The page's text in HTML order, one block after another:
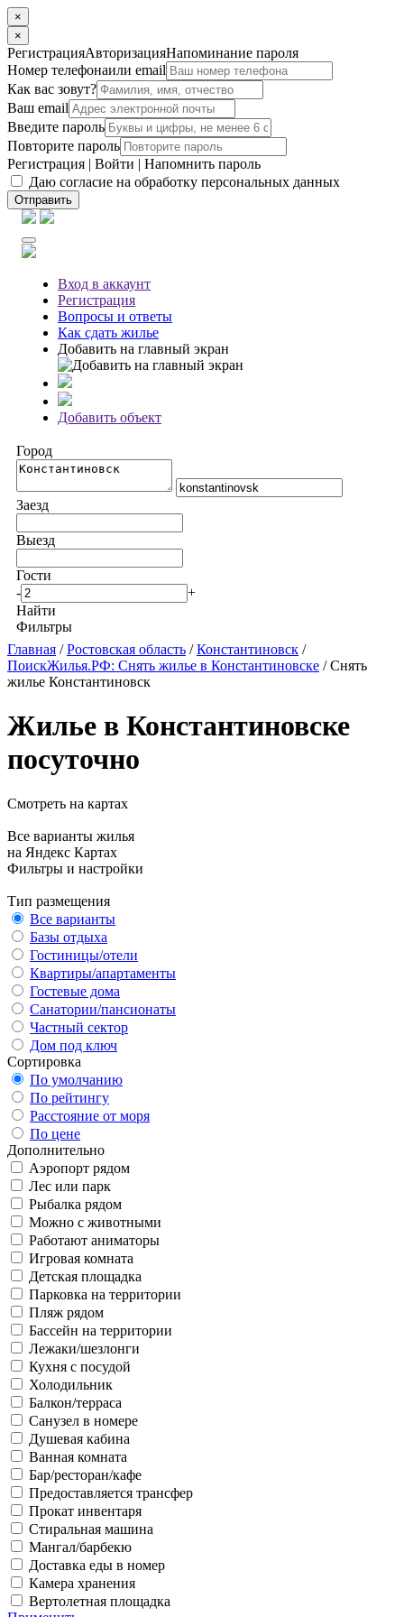
×
×
РегистрацияАвторизацияНапоминание пароля
Номер телефонаили email
Как вас зовут?
Ваш email
Введите пароль
Повторите пароль
Регистрация | Войти | Напомнить пароль
Даю согласие на обработку персональных данных
Отправить
Вход в аккаунт
Регистрация
Вопросы и ответы
Как сдать жилье
Добавить на главный экран
Добавить объект
Город
Заезд
Выезд
Гости
-
+
Найти
Фильтры
Главная /Ростовская область /Константиновск /
ПоискЖилья.РФ: Снять жилье в Константиновске / Снять
жилье Константиновск
Жилье в Константиновске
посуточно
Смотреть на картах
Все варианты жилья
на Яндекс Картах
Фильтры и настройки
Тип размещения
Все варианты
Базы отдыха
Гостиницы/отели
Квартиры/апартаменты
Гостевые дома
Санатории/пансионаты
Частный сектор
Дом под ключ
Сортировка
По умолчанию
По рейтингу
Расстояние от моря
По цене
Дополнительно
Аэропорт рядом
Лес или парк
Рыбалка рядом
Можно с животными
Работают аниматоры
Игровая комната
Детская площадка
Парковка на территории
Пляж рядом
Бассейн на территории
Лежаки/шезлонги
Кухня с посудой
Холодильник
Балкон/терраса
Санузел в номере
Душевая кабина
Ванная комната
Бар/ресторан/кафе
Предоставляется трансфер
Прокат инвентаря
Стиральная машина
Мангал/барбекю
Доставка еды в номер
Камера хранения
Вертолетная площадка